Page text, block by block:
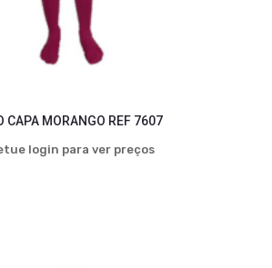
CAPA MORANGO REF 7607
login para ver preços